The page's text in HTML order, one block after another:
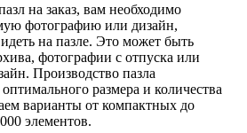
на заказ, вам необходимо
фотографию или дизайн,
на пазле. Это может быть
фотографии с отпуска или
Производство пазла
размера и количества
варианты от компактных до
элементов.